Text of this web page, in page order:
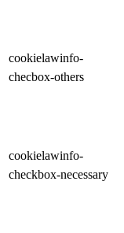
cookielawinfo-
checbox-others
cookielawinfo-
checkbox-necessary